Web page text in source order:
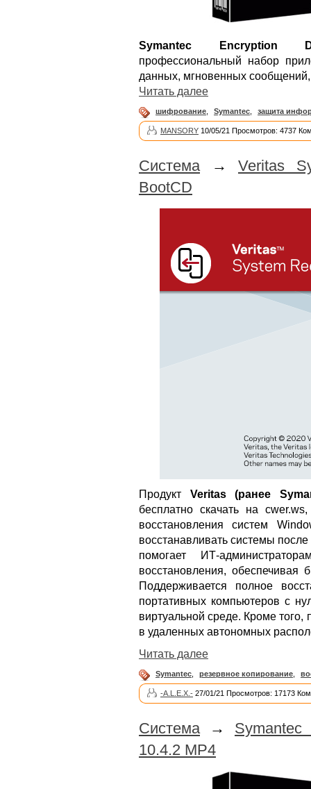
Symantec Encryption
профессиональный набор
данных, мгновенных
Читать далее
шифрование, Symantec, защита
MANSORY 10/05/21 Просмотров: 4737
Система → Veritas
BootCD
Продукт Veritas (ранее
бесплатно скачать на
восстановления систем
восстанавливать системы
помогает ИТ-
восстановления, обеспечивая
Поддерживается полное
портативных компьютеров с
виртуальной среде. Кроме того,
в удаленных автономных
Читать далее
Symantec, резервное копирование,
-A.L.E.X.- 27/01/21 Просмотров: 17173
Система → Symantec
10.4.2 MP4